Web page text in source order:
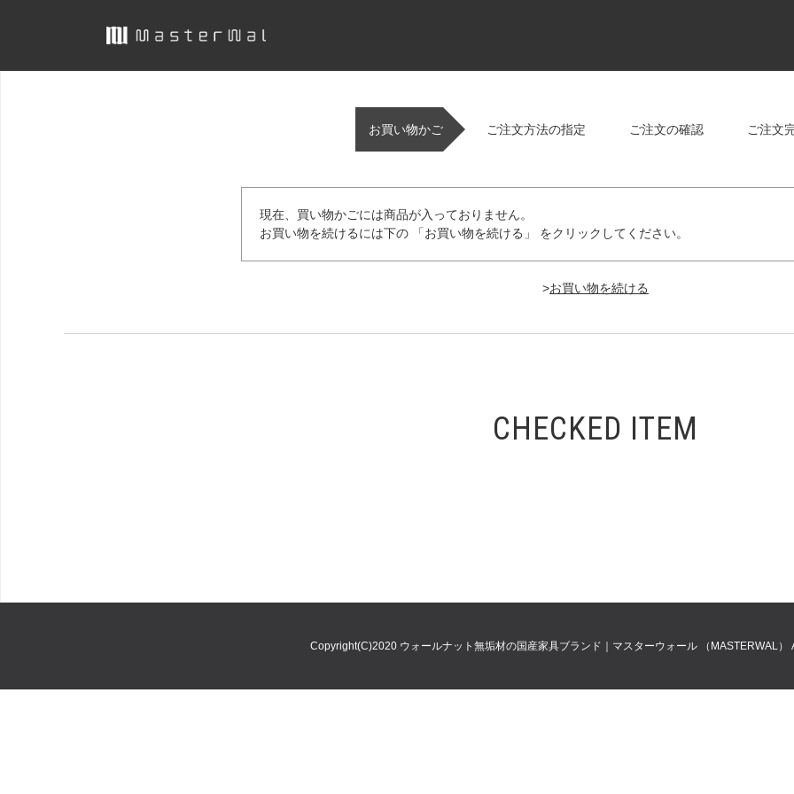
お買い物かご ご注文方法の指定 ご注文の確認 ご注文
現在、買い物かごには商品が入っておりません。
お買い物を続けるには下の 「お買い物を続ける」 をクリックしてください。
>
CHECKED ITEM
Copyright(C)2020 ウォールナット無垢材の国産家具ブランド｜マスターウォール （MASTERWAL）